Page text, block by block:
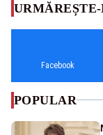
URMĂREȘTE-
Facebook
POPULAR